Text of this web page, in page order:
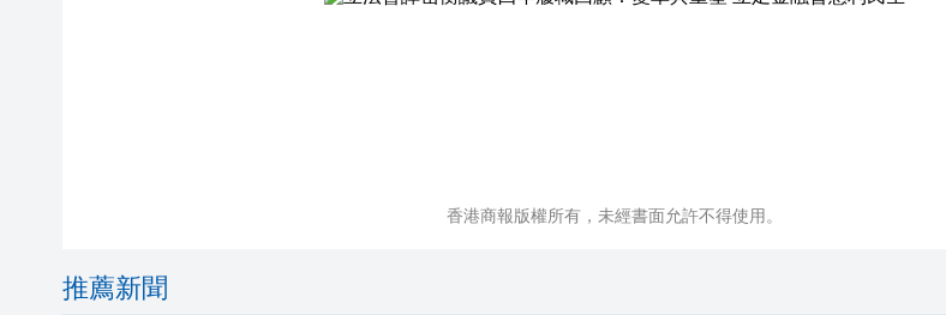
香港商報版權所有，未經書面允許不得使用。
推薦新聞